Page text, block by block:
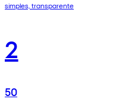
simples, transparente
2
50